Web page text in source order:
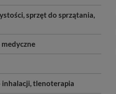
sprzęt do sprzątania,
inhalacji, tlenoterapia